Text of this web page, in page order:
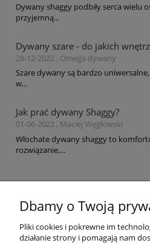
Dywany shaggy podbiły serca wielu
przyjemną...
Dywany szare - do jakich
28-12-2022 , Omega dywany
Szare dywany są bardzo
w...
Jak prać dywany Shaggy?
01-06-2022 , Maciej Węgłowski
Włochate dywany shaggy to
rozwiązanie,...
Dbamy o Twoją
Pliki cookies i pokrewne im
działanie strony i pomagają nam